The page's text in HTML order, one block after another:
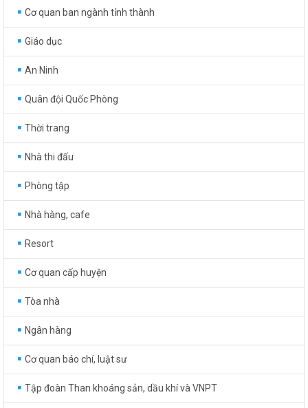
Cơ quan ban ngành tỉnh thành
Giáo dục
An Ninh
Quân đội Quốc Phòng
Thời trang
Nhà thi đấu
Phòng tập
Nhà hàng, cafe
Resort
Cơ quan cấp huyện
Tòa nhà
Ngân hàng
Cơ quan báo chí, luật sư
Tập đoàn Than khoáng sản, dầu khí và VNPT